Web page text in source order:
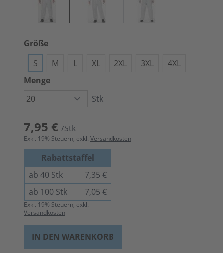
Größe
S
M L XL 2XL 3XL
4XL
Menge
Stk
7,95 € /Stk
Exkl. 19% Steuern, exkl. Versandkosten
Rabattstaffel
ab 40 Stk
7,35 €
ab 100 Stk
7,05 €
Exkl. 19% Steuern, exkl.
Versandkosten
IN DEN WARENKORB